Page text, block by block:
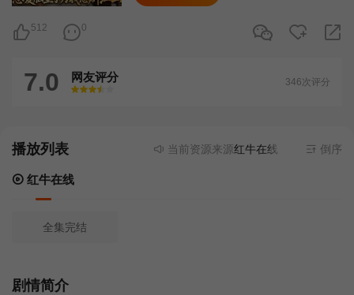
512 0
7.0 网友评分
很差
较差还行推荐力荐
346次评分
播放列表 当前资源来源红牛在线- 无需安装任何
倒序
红牛在线
全集完结
剧情简介